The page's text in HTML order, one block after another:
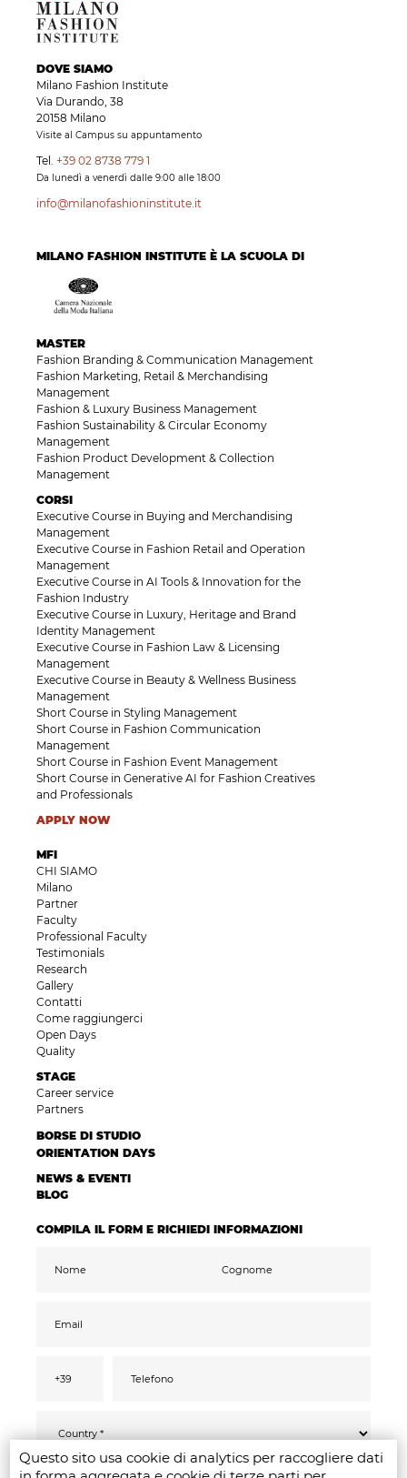
Questo sito usa cookie di analytics per raccogliere dati
DOVE SIAMO
Milano Fashion Institute
Via Durando, 38
20158 Milano
Visite al Campus su appuntamento
Tel. +39 02 8738 779 1
Da lunedì a venerdì dalle 9:00 alle 18:00
info@milanofashioninstitute.it
MILANO FASHION INSTITUTE È LA SCUOLA DI
MASTER
Fashion Branding & Communication Management
Fashion Marketing, Retail & Merchandising
Management
Fashion & Luxury Business Management
Fashion Sustainability & Circular Economy
Management
Fashion Product Development & Collection
Management
CORSI
Executive Course in Buying and Merchandising
Management
Executive Course in Fashion Retail and Operation
Management
Executive Course in AI Tools & Innovation for the
Fashion Industry
Executive Course in Luxury, Heritage and Brand
Identity Management
Executive Course in Fashion Law & Licensing
Management
Executive Course in Beauty & Wellness Business
Management
Short Course in Styling Management
Short Course in Fashion Communication
Management
Short Course in Fashion Event Management
Short Course in Generative AI for Fashion Creatives
and Professionals
APPLY NOW
MFI
CHI SIAMO
Milano
Partner
Faculty
Professional Faculty
Testimonials
Research
Gallery
Contatti
Come raggiungerci
Open Days
Quality
STAGE
Career service
Partners
BORSE DI STUDIO
ORIENTATION DAYS
NEWS & EVENTI
BLOG
COMPILA IL FORM E RICHIEDI INFORMAZIONI
Ai sensi del GDPR 2016/679, confermo di aver